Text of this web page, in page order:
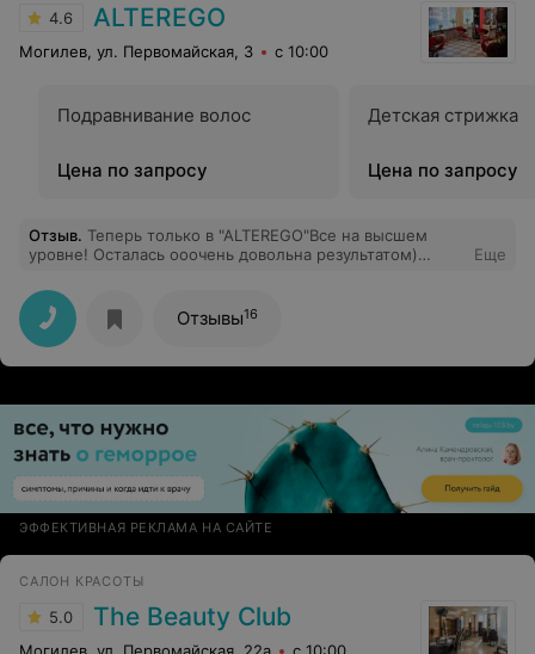
4.6 ALTEREGO
Могилев, ул. Первомайская, 3 с 10:00
Подравнивание волос
Цена по запросу
Детская стрижка
Цена по запросу
Отзыв. Теперь только в "ALTEREGO"Все на высшем
уровне! Осталась ооочень довольна результатом)
стрижку) Девчонки - мастер своего дела)
Еще
Отзывы16
ЭФФЕКТИВНАЯ РЕКЛАМА НА САЙТЕ
САЛОН КРАСОТЫ
5.0 The Beauty Club